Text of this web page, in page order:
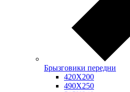
Брызговики передни
420Х200
490Х250